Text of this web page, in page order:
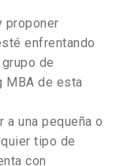
proponer
enfrentando
de
MBA de esta
a una pequeña o
tipo de
con